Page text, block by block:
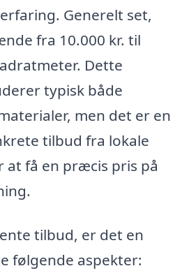
Generelt set,
fra 10.000 kr. til
Dette
typisk både
men det er en
tilbud fra lokale
få en præcis pris på
tilbud, er det en
følgende aspekter: